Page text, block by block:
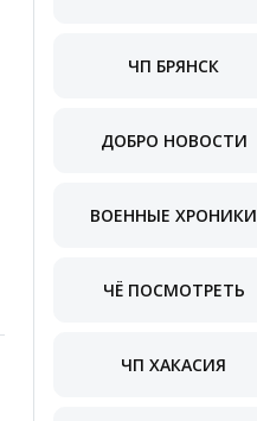
ЧП БРЯНСК
ДОБРО НОВОСТИ
ВОЕННЫЕ ХРОНИКИ
ЧЁ ПОСМОТРЕТЬ
ЧП ХАКАСИЯ